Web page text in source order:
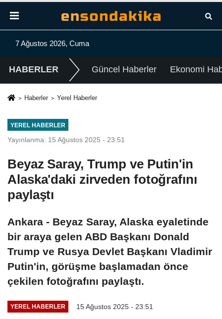
7 Ağustos 2026, Cuma
HABERLER Güncel Haberler Ekonomi
Haberler Yerel Haberler
YEREL HABERLER
Yayınlanma: 15 Ağustos 2025 - 23:51
Beyaz Saray, Trump ve Putin'in
Alaska'daki zirveden fotoğrafını
paylaştı
Ankara - Beyaz Saray, Alaska eyaletinde
bir araya gelen ABD Başkanı Donald
Trump ve Rusya Devlet Başkanı Vladimir
Putin'in, görüşme başlamadan önce
çekilen fotoğrafını paylaştı.
YEREL HABERLER 15 Ağustos 2025 - 23:51